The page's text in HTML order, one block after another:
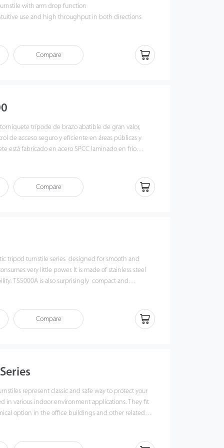
with arm drop function
use and high throughput in both directions
process
Compare
torniquete trípode de brazo abatible de gran valor,
de acceso seguro y eficiente en áreas públicas y
está fabricado en acero SPCC laminado en frío
25 personas por minuto y funciona
de 65 dB. En caso de emergencia o corte de
y ZKBio CVSecurity para una gestión integral
Compare
tripod turnstile series designed for smooth and
very little power. It is made of stainless steel
TS5000A is also surprisingly compact and
Compare
represent classic and safe way to protect your
in various indoor environment applications. They fit
option in the office buildings and other related